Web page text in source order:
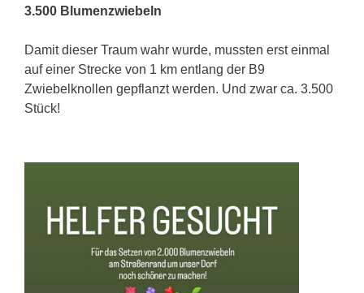
3.500 Blumenzwiebeln
Damit dieser Traum wahr wurde, mussten erst einmal
auf einer Strecke von 1 km entlang der B9
Zwiebelknollen gepflanzt werden. Und zwar ca. 3.500
Stück!